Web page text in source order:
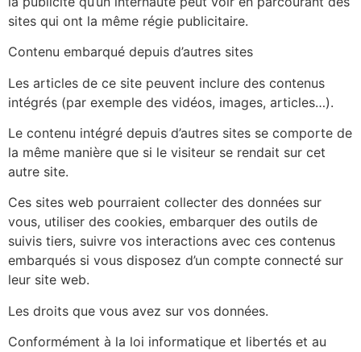
sites qui ont la même régie publicitaire.
Contenu embarqué depuis d’autres sites
Les articles de ce site peuvent inclure des contenus
intégrés (par exemple des vidéos, images, articles…).
Le contenu intégré depuis d’autres sites se comporte de
la même manière que si le visiteur se rendait sur cet
autre site.
Ces sites web pourraient collecter des données sur
vous, utiliser des cookies, embarquer des outils de
suivis tiers, suivre vos interactions avec ces contenus
embarqués si vous disposez d’un compte connecté sur
leur site web.
Les droits que vous avez sur vos données.
Conformément à la loi informatique et libertés et au